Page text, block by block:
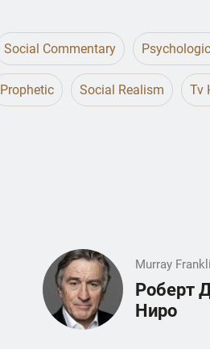
Social Commentary
Prophetic Social Realism Tv
Murray
Роберт
Ниро